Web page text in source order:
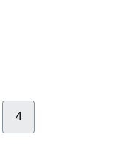
4